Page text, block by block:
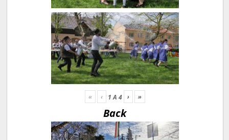
« ‹ 1A 4 › »
Back